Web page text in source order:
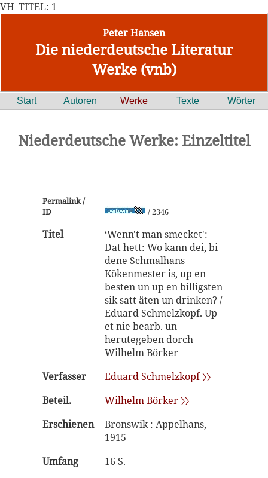
VH_TITEL: 1
Peter Hansen
Die niederdeutsche Literatur
Werke (vnb)
Start Autoren Werke Texte Wörter
Niederdeutsche Werke: Einzeltitel
Permalink /
ID
/ 2346
Titel
‘Wenn't man smecket':
Dat hett: Wo kann dei, bi
dene Schmalhans
Kökenmester is, up en
besten un up en billigsten
sik satt äten un drinken? /
Eduard Schmelzkopf. Up
et nie bearb. un
herutegeben dorch
Wilhelm Börker
Verfasser
Eduard Schmelzkopf 〉〉
Beteil.
Wilhelm Börker 〉〉
Erschienen
Bronswik : Appelhans,
1915
Umfang
16 S.